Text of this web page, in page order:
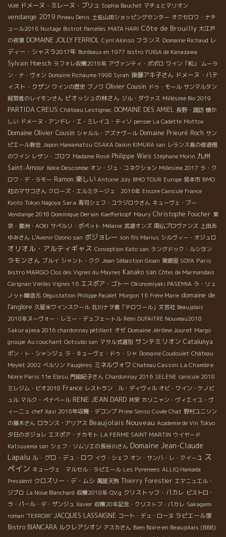
Volé ドメーヌ・ミレーヌ・ブリュ Sophia Bauchet マチュとマリオン
vendange 2019 Pineau Denis 土佐山田ショッピングセンター オクセロワ・ナチ
ュール2016 Nuitage Bistrot Parcelles MATA HARI Côte de Brouilly 大江戸
の夜景 DOMAINE JOLLY FERRIOL Cyril Alonso フランス Domaine Richaud レ
ディー・シャスラ2017年 Bordeaux en 1977 bistro YUIGA de Kanazawa
Sylvain Hoesch ラフォレ収穫2018年 アヴァンティ・ポポロ ワイン「和」
ムーラ
ン・ナ・ヴォン Domaine Richaume 1998 Syrah 後藤アキ子さん ドメーヌ・バテ
ィスト・クザン ワインの歴史 ブノワ Olivier Cousin ドゥ・モール サンマルタン
経営者のレイモンさん ピオッシュの林さん ジル・ダヴァス Millésime Bio 2019
PARTIDA CREUS Château Lestignac DOMAINE DES AMIEL 長野・諏訪 懐か
しい ドメーヌ・アンドレ・エ・ミレイユ・ティソ pensee La Cadette Mottox
Domaine Olivier Cousin シャルル・アズナヴール Domaine Prieuré Roch サン
ピエール教会 Japon Hamamatsu OSAKA Daikin KIMURA san レランス島の修道僧
のワイン レザン・ゴロワ Madame Rosé Philippe Wies Stéphane Morin 九州
Saint-Amour Keke Descombe オン・ジュ・コネクション Millesime 2017 ラ・ク
ロワ・デ・ラモー Ramon 楽しい Antoine Joly BMO TOUR Europe 見本市 BMO
社のマサコさん クローズ・エルミタージュ 2016年 Encore Canicule France
Kyoto Tokyo Nagoya Sara 寿司シェフ・ユウジロウさん キューヴェ・ブー
Vendange 2018 Dominique Derain Kaefferkopf Maury Christophe Foucher 東
京・豊洲・AOKI サぺルリ・ポペット Mélanie 武道オンズ 南仏プロヴァンス
上田あ
ゆみさん L'Avenir Ozono san ボジョレー son fils Marius シルヴィー・オジュロ
オリオル・アルティギャス Conception Kato san ラングドック・ルシヨン
ラモンさん ブルイ シャント・クク Jean Sébastion Gioan 東銀座 SOYA Paris
bistro MARGO Clos des Vignes du Maynes Kanako san Côtes de Marmandais
Carignan Vieilles Vignes 16 エスポア・ゴトー Okonomiyaki PASEMIA ラ・リュ
ノット醸造元 Dégustation Philippe Pacalet Morgon 16 Frère Marie domaine de
l'anglore 久留米ワインスクール 北川ナヲ著「テロワール」文芸社 Beaujplais
2018年ヌーヴォー・レミー・デュフェートル Rémi DUFAITRE Nouveau2018
Sakurajima 2016 chardonnay pétillant オゼ Domaine Jérôme Jouret Margo
groupe Au couchant Ootsubo san マサル式選別 サンテミリオン Catalunya
ポン・ト・シャンジュ ラ・キューヴェ・ドゥ・シャ Domaine Coudoulet Château
Meylet 2002 ベルリン Faugères ミネルヴォワ Chateau Cassini La Chambre
Noire Paris 11e Ebisu 門脇紀子さん Chardonnay 2016 SELENE canicule 2018
ミレジム・ビオ2018 France レストラン ル・ディヴィル オビ・ワイン・ケノビ
ュル マルク・ぺナベール RENE JEAN DARD 共栄 カリニャン・ヴィエイユ・ヴ
ィーニュ chef Xavi 2018年収穫・デコンブ Prime Senso Cuvée Chat 野村ユニソン
の藤木さん ロランス・アリアス Beaujolais Nouveau Academie de Vin Tokyo
夕日のボジョレ エスポア・ナカモト LA FERME SAINT MARTIN ウイヤード
Katsuyama san シェフ・ソムリエの長谷川さん Domaine Jean-Claude
Lapalu ル・グロ・デュ・ロワ イヴ・シェフ オン・サンバ・レ・クイーユ ス
ペイン キューヴェ マルセル・ラピエール Les Pyrenees ALLIQ Hamada
President クロズリー・デ・ムシ 萬屋天狗 Thierry Forestier エマニュエル・
ジブロ La Noue Blanchard 収穫2018年 QV.g クリストッフ・パカレ ビストロ・
ラ・パール・デ・ザンジュ Xavier 収穫20年記念・クリストフ・パカレ Sakagami
roman 'TERROIR' JACQUES LASSAIGNE コート・デュ・ローヌ ラピエール家
Bistro BIANCARA ルクレアシオン アスカさん Bien Boire en Beaujolais (BBB)